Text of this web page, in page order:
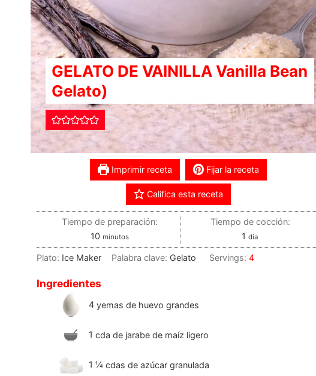
GELATO DE VAINILLA Vanilla Bean
Gelato)
Imprimir receta Fijar la receta
Califica esta receta
Tiempo de preparación:
10 minutos
Tiempo de cocción:
1 día
Plato: Ice Maker Palabra clave: Gelato Servings: 4
Ingredientes
4 yemas de huevo grandes
1 cda de jarabe de maíz ligero
1 ¼ cdas de azúcar granulada